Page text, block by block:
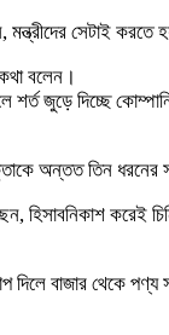
সেটাই
বলেন।
জুড়ে দিচ্ছে
অন্তত তিন
করেই
দিলে বাজার থেকে